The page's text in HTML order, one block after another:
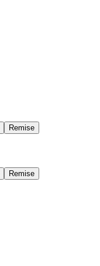
Remise
Remise